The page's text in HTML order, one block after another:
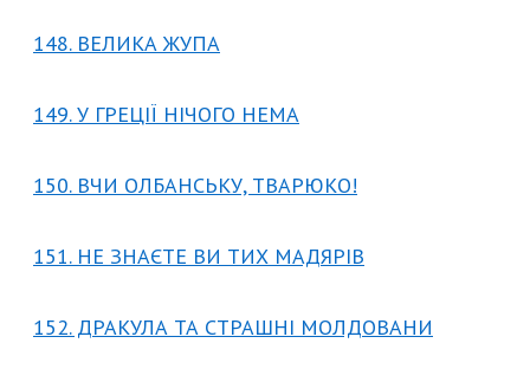
148. ВЕЛИКА ЖУПА
149. У ГРЕЦІЇ НІЧОГО НЕМА
150. ВЧИ ОЛБАНСЬКУ, ТВАРЮКО!
151. НЕ ЗНАЄТЕ ВИ ТИХ МАДЯРІВ
152. ДРАКУЛА ТА СТРАШНІ МОЛДОВАНИ